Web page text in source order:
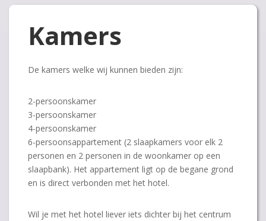
Kamers
De kamers welke wij kunnen bieden zijn:
2-persoonskamer
3-persoonskamer
4-persoonskamer
6-persoonsappartement (2 slaapkamers voor elk 2
personen en 2 personen in de woonkamer op een
slaapbank). Het appartement ligt op de begane grond
en is direct verbonden met het hotel.
Wil je met het hotel liever iets dichter bij het centrum